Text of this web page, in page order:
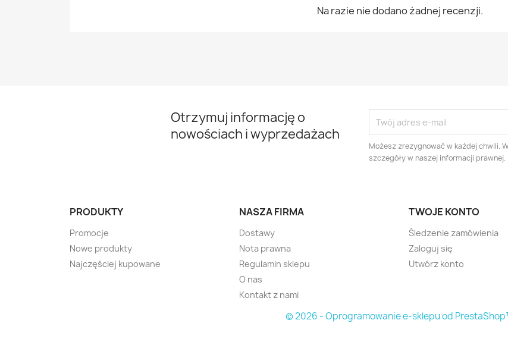
Na razie nie dodano żadnej recenzji.
Otrzymuj informację o
nowościach i wyprzedażach
Możesz zrezygnować w każdej chwili.
szczegóły w naszej informacji prawnej.
PRODUKTY
Promocje
Nowe produkty
Najczęściej kupowane
NASZA FIRMA
Dostawy
Nota prawna
Regulamin sklepu
O nas
Kontakt z nami
TWOJE KONTO
Śledzenie zamówienia
Zaloguj się
Utwórz konto
© 2026 - Oprogramowanie e-sklepu od